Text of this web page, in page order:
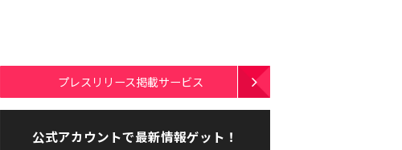
プレスリリース掲載サービス
公式アカウントで最新情報ゲット！